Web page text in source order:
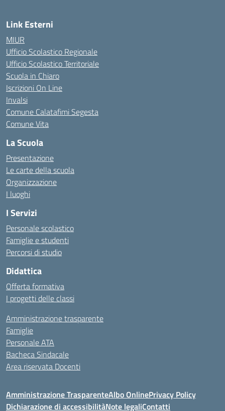
Link Esterni
MIUR
Ufficio Scolastico Regionale
Ufficio Scolastico Territoriale
Scuola in Chiaro
Iscrizioni On Line
Invalsi
Comune Calatafimi Segesta
Comune Vita
La Scuola
Presentazione
Le carte della scuola
Organizzazione
I luoghi
I Servizi
Personale scolastico
Famiglie e studenti
Percorsi di studio
Didattica
Offerta formativa
I progetti delle classi
Amministrazione trasparente
Famiglie
Personale ATA
Bacheca Sindacale
Area riservata Docenti
Amministrazione TrasparenteAlbo OnlinePrivacy Policy
Dichiarazione di accessibilitàNote legaliContatti